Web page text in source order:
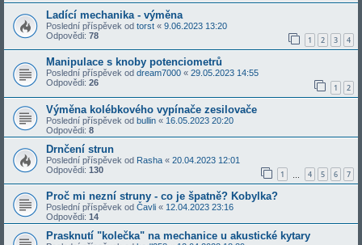
Ladící mechanika - výměna
Poslední příspěvek od torst « 9.06.2023 13:20
Odpovědi: 78 1 2 3 4
Manipulace s knoby potenciometrů
Poslední příspěvek od dream7000 « 29.05.2023 14:55
Odpovědi: 26 1 2
Výměna kolébkového vypínače zesilovače
Poslední příspěvek od bullin « 16.05.2023 20:20
Odpovědi: 8
Drnčení strun
Poslední příspěvek od Rasha « 20.04.2023 12:01
Odpovědi: 130 1 4 5 6 7
Proč mi nezní struny - co je špatně? Kobylka?
Poslední příspěvek od Čavli « 12.04.2023 23:16
Odpovědi: 14
Prasknutí "kolečka" na mechanice u akustické kytary